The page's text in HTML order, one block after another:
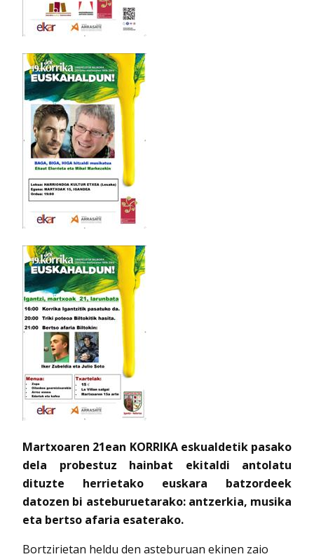
Martxoaren 21ean KORRIKA eskualdetik pasako
dela probestuz hainbat ekitaldi antolatu
dituzte herrietako euskara batzordeek
datozen bi asteburuetarako: antzerkia, musika
eta bertso afaria esaterako.
Bortzirietan heldu den asteburuan ekinen zaio